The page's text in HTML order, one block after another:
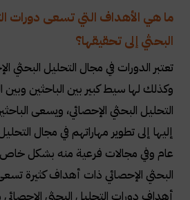
ما هي الأهداف التي تسعى دورات
البحثي إلى تحقيقها؟
تعتبر الدورات في مجال التحليل البحثي
وكذلك لها سيط كبير بين الباحثين
التحليل البحثي الإحصائي، ويسعى
إليها إلى تطوير مهاراتهم في مجال
عام وفي مجالات فرعية منه بشكل
البحثي الإحصائي ذات أهداف كثيرة
أهداف دورات التحليل البحثي الإحصائي